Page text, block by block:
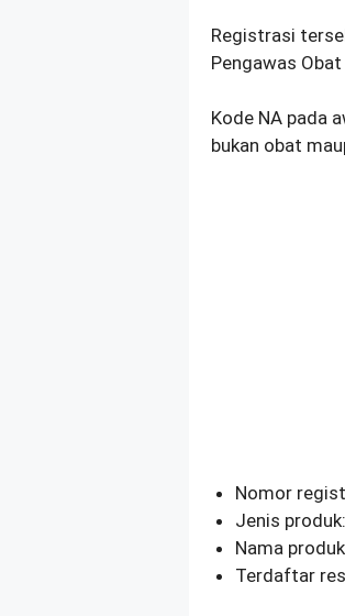
Registrasi
Pengawas
Kode NA pada
bukan obat
Nomor
Jenis
Nama
Terdaftar